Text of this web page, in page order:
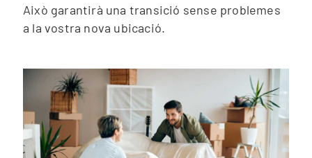
Això garantirà una transició sense problemes
a la vostra nova ubicació.